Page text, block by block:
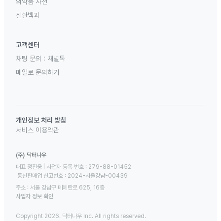
질환백과
고객센터
채팅 문의 : 채널톡
메일로 문의하기
개인정보 처리 방침
서비스 이용약관
(주) 닥터나우
대표 정진웅 | 사업자 등록 번호 : 279-88-01452
통신판매업 신고번호 : 2024-서울강남-00439
주소 : 서울 강남구 테헤란로 625, 16층
사업자 정보 확인
Copyright 2026. 닥터나우 Inc. All rights reserved.